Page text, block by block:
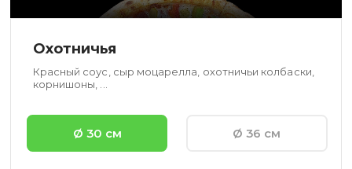
Охотничья
Красный соус, сыр моцарелла, охотничьи колбаски,
корнишоны, ...
Ø 30 см Ø 36 см